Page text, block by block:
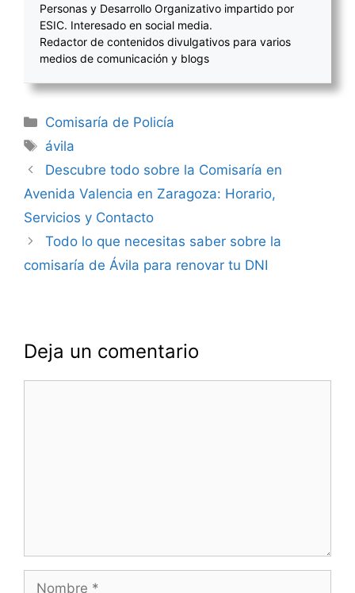
Personas y Desarrollo Organizativo impartido por
ESIC. Interesado en social media.
Redactor de contenidos divulgativos para varios
medios de comunicación y blogs
Categorías
Comisaría de Policía
Etiquetas
ávila
Navegación
de
Descubre todo sobre la Comisaría en
Avenida Valencia en Zaragoza: Horario,
Servicios y Contacto
Todo lo que necesitas saber sobre la
comisaría de Ávila para renovar tu DNI
Deja un comentario